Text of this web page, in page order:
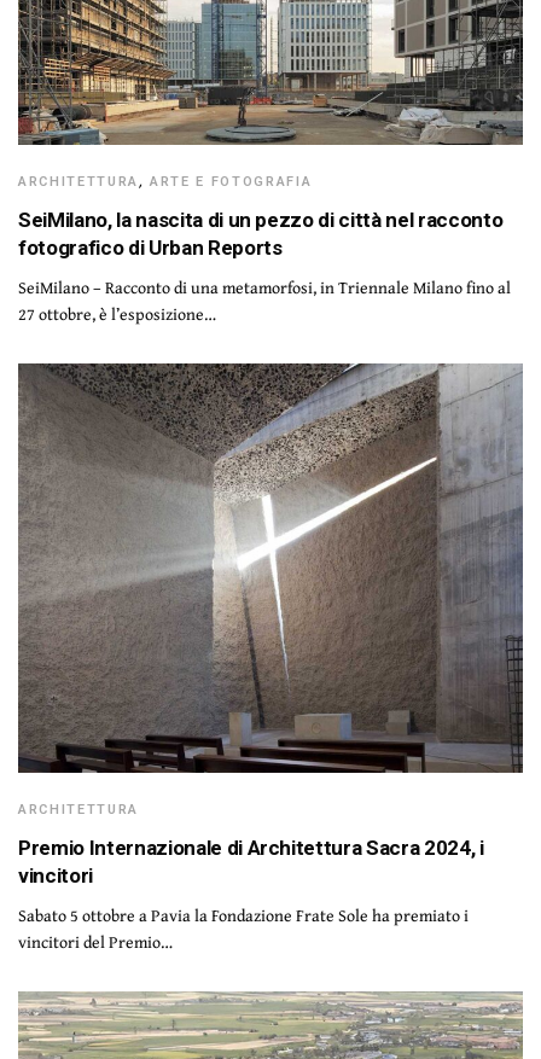
ARCHITETTURA,ARTE E FOTOGRAFIA
SeiMilano, la nascita di un pezzo di città nel racconto
fotografico di Urban Reports
SeiMilano – Racconto di una metamorfosi, in Triennale Milano fino al
27 ottobre, è l’esposizione…
ARCHITETTURA
Premio Internazionale di Architettura Sacra 2024, i
vincitori
Sabato 5 ottobre a Pavia la Fondazione Frate Sole ha premiato i
vincitori del Premio…